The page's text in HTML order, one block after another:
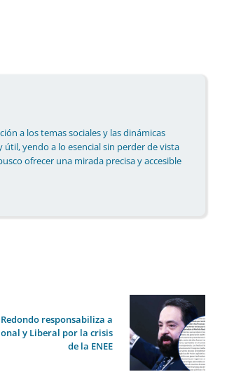
a los temas sociales y las dinámicas
yendo a lo esencial sin perder de vista
ofrecer una mirada precisa y accesible
responsabiliza a
y Liberal por la crisis
de la ENEE